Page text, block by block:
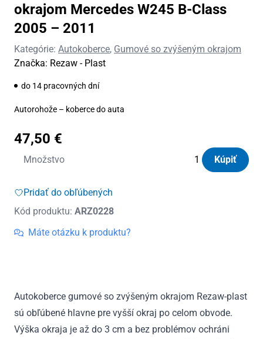
okrajom Mercedes W245 B-Class
2005 – 2011
Kategórie: Autokoberce, Gumové so zvýšeným okrajom
Značka: Rezaw - Plast
do 14 pracovných dní
Autorohože – koberce do auta
47,50 €
Množstvo
množstvo
gumové
zvýšeným
okrajom
2005
-
2011
Kúpiť
Pridať do obľúbených
Kód produktu: ARZ0228
Máte otázku k produktu?
Autokoberce gumové so zvýšeným okrajom Rezaw-plast
sú obľúbené hlavne pre vyšší okraj po celom obvode.
Výška okraja je až do 3 cm a bez problémov ochráni